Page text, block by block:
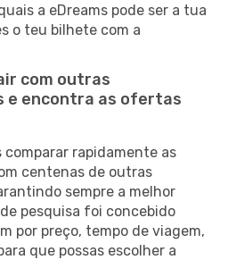
a eDreams pode ser a tua
o teu bilhete com a
com outras
e encontra as ofertas
comparar rapidamente as
centenas de outras
sempre a melhor
pesquisa foi concebido
por preço, tempo de viagem,
que possas escolher a